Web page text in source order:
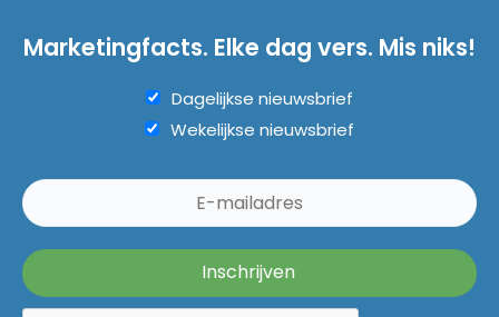
Marketingfacts. Elke dag vers. Mis niks!
Dagelijkse nieuwsbrief
Wekelijkse nieuwsbrief